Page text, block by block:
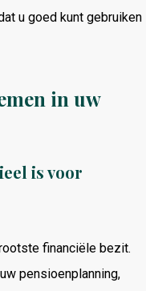
u goed kunt gebruiken
in uw
is voor
financiële bezit.
pensioenplanning,